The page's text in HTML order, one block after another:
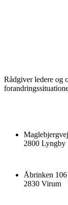
Rådgiver ledere og
2800 Lyngby
Åbrinken 106
2830 Virum